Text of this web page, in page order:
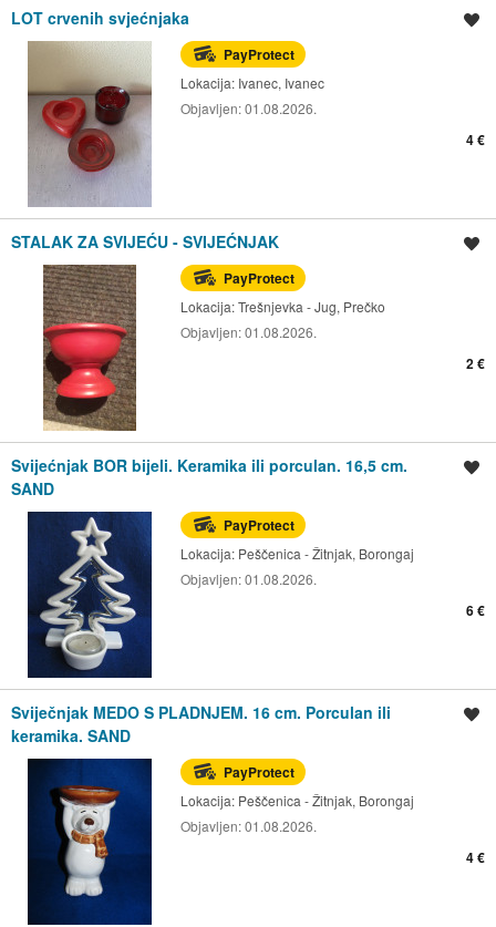
LOT crvenih svjećnjaka
PayProtect
Lokacija: Ivanec, Ivanec
Objavljen:01.08.2026.
4 €
STALAK ZA SVIJEĆU - SVIJEĆNJAK
PayProtect
Lokacija:Trešnjevka - Jug, Prečko
Objavljen:01.08.2026.
2 €
Svijećnjak BOR bijeli. Keramika ili porculan. 16,5 cm.
SAND
PayProtect
Lokacija: Peščenica - Žitnjak, Borongaj
Objavljen:01.08.2026.
6 €
Sviječnjak MEDO S PLADNJEM. 16 cm. Porculan ili
keramika. SAND
PayProtect
Lokacija: Peščenica - Žitnjak, Borongaj
Objavljen:01.08.2026.
4 €